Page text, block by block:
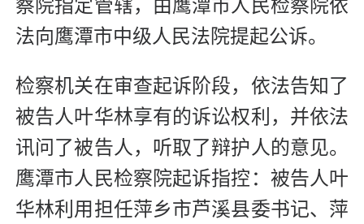
察院指定管辖，由鹰潭市人民检察院依
法向鹰潭市中级人民法院提起公诉。
检察机关在审查起诉阶段，依法告知了
被告人叶华林享有的诉讼权利，并依法
讯问了被告人，听取了辩护人的意见。
鹰潭市人民检察院起诉指控：被告人叶
华林利用担任萍乡市芦溪县委书记、萍